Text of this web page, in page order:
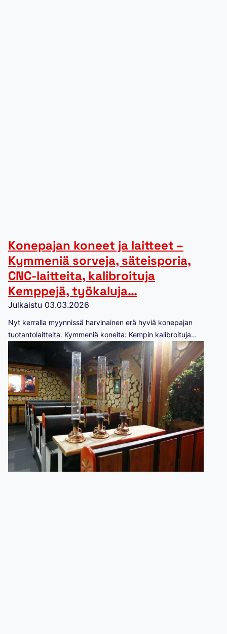
Konepajan koneet ja laitteet –
Kymmeniä sorveja, säteisporia,
CNC-laitteita, kalibroituja
Kemppejä, työkaluja…
Julkaistu 03.03.2026
Nyt kerralla myynnissä harvinainen erä hyviä konepajan
tuotantolaitteita. Kymmeniä koneita: Kempin kalibroituja…